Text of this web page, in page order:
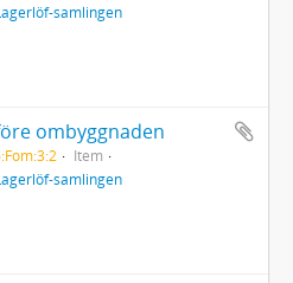
samlingen
ombyggnaden
Item
samlingen